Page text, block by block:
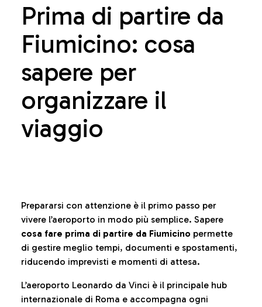
Prima di partire da
Fiumicino: cosa
sapere per
organizzare il
viaggio
Prepararsi con attenzione è il primo passo per
vivere l’aeroporto in modo più semplice. Sapere
cosa fare prima di partire da Fiumicino permette
di gestire meglio tempi, documenti e spostamenti,
riducendo imprevisti e momenti di attesa.
L’aeroporto Leonardo da Vinci è il principale hub
internazionale di Roma e accompagna ogni